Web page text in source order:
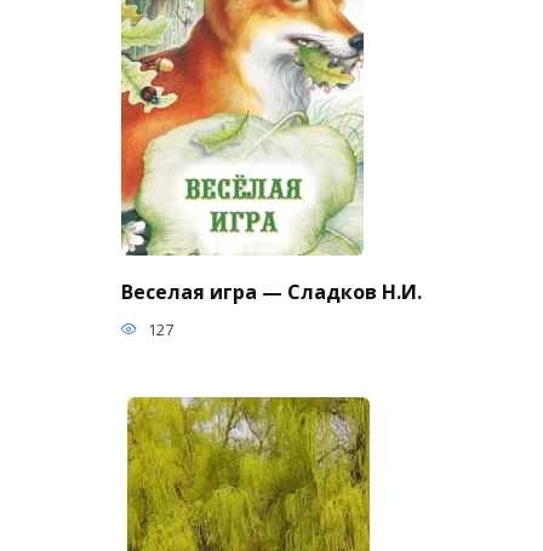
Веселая игра — Сладков Н.И.
127